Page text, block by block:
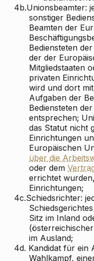
4b.Unionsbeamter:
sonstiger
Beamten der
Bediensteten
der der
Mitgliedstaaten
privaten
wird und dort
Aufgaben der
Bediensteten
entsprechen;
das Statut nicht
Einrichtungen
Europäischen
über die
oder dem
errichtet
Einrichtungen;
4c.Schiedsrichter:
Sitz im Inland
im Ausland;
4d. Kandidat für ein
Wahlkampf,